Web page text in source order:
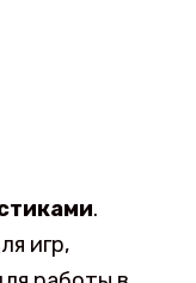
.
игр,